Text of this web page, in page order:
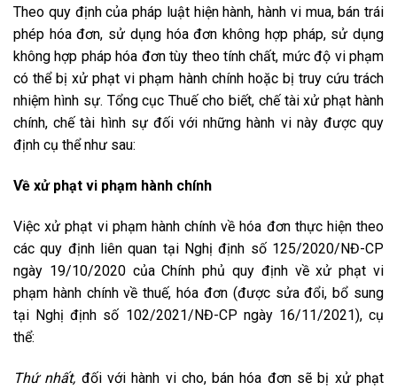
Theo quy định của pháp luật hiện hành, hành vi mua, bán trái
phép hóa đơn, sử dụng hóa đơn không hợp pháp, sử dụng
không hợp pháp hóa đơn tùy theo tính chất, mức độ vi phạm
có thể bị xử phạt vi phạm hành chính hoặc bị truy cứu trách
nhiệm hình sự. Tổng cục Thuế cho biết, chế tài xử phạt hành
chính, chế tài hình sự đối với những hành vi này được quy
định cụ thể như sau:
Về xử phạt vi phạm hành chính
Việc xử phạt vi phạm hành chính về hóa đơn thực hiện theo
các quy định liên quan tại Nghị định số 125/2020/NĐ-CP
ngày 19/10/2020 của Chính phủ quy định về xử phạt vi
phạm hành chính về thuế, hóa đơn (được sửa đổi, bổ sung
tại Nghị định số 102/2021/NĐ-CP ngày 16/11/2021), cụ
thể:
Thứ nhất, đối với hành vi cho, bán hóa đơn sẽ bị xử phạt